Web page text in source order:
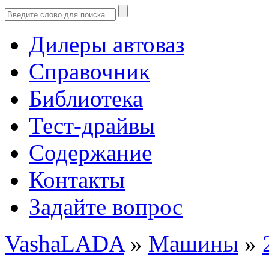
Дилеры автоваз
Справочник
Библиотека
Тест-драйвы
Содержание
Контакты
Задайте вопрос
VashaLADA» Машины »